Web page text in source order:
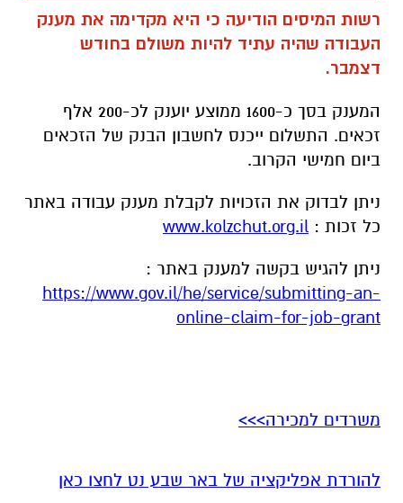
רשות המיסים הודיעה כי היא מקדימה את מענק
העבודה שהיה עתיד להיות משולם בחודש
דצמבר.
המענק בסך כ-1600 ממוצע יוענק לכ-200 אלף
זכאים. התשלום ייכנס לחשבון הבנק של הזכאים
ביום חמישי הקרוב.
ניתן לבדוק את הזכויות לקבלת מענק עבודה באתר
כל זכות :
www.kolzchut.org.il
ניתן להגיש בקשה למענק באתר :
https://www.gov.il/he/service/submitting-an-
online-claim-for-job-grant
משרדים למכירה>>>
להורדת אפליקציה של באר שבע נט לחצו כאן